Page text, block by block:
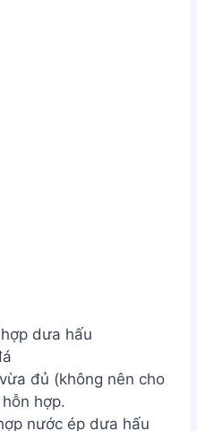
dưa hấu
đủ (không nên cho
hợp.
nước ép dưa hấu